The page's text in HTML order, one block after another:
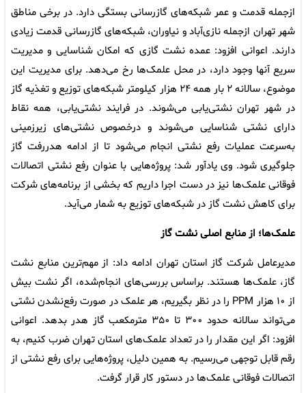
ازجمله قدمت و عمر شبکه‌های گازرسانی بستگی دارد. در برخی مناطق
شهر تهران ازجمله نازی‌آباد و نیاوران، شبکه‌های گازرسانی قدمت زیادی
دارند. اعوانی افزود: عمده نشت گازی که امکان شناسایی و مدیریت
سریع آنها وجود دارد، در محل علمک‌ها رخ می‌دهد. برای مدیریت این
موضوع، سالانه ۲ بار همه ۲۴ هزار کیلومتر شبکه‌های توزیع و تغذیه گاز
در شهر تهران نشتی‌یابی می‌شوند. در فرایند نشتی‌یابی، همه نقاط
دارای نشتی شناسایی می‌شوند و درخصوص نشتی‌های زیرزمینی
به‌سرعت عملیات رفع نشتی انجام می‌شود تا از ادامه هدررفت گاز
جلوگیری شود. وی یادآور شد: پروژه‌هایی با عنوان رفع نشتی اتصالات
فوقانی علمک‌ها نیز در دست اجرا داریم که بخشی از برنامه‌های شرکت
برای کاهش نشت گاز در شبکه‌های توزیع به شمار می‌آید.
علمک‌ها؛ از منابع اصلی نشت گاز
مدیرعامل شرکت گاز استان تهران ادامه داد: از مهم‌ترین منابع نشت
گاز، علمک‌ها هستند. براساس بررسی‌های انجام‌شده، اگر نشت بیش
از ۱۰ هزار PPM را در نظر بگیریم، هر علمک در صورت رفع‌نشدن نشتی
می‌تواند سالانه حدود ۳۰۰ تا ۳۵۰ مترمکعب گاز هدر بدهد. اعوانی
افزود: اگر این مقدار را در تعداد علمک‌های استان تهران ضرب کنیم، به
رقم قابل توجهی می‌رسیم. به همین دلیل، پروژه‌هایی برای رفع نشتی از
اتصالات فوقانی علمک‌ها در دستور کار قرار گرفت.